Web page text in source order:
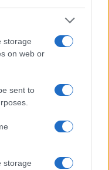
storage
on web or
sent to
storage
E